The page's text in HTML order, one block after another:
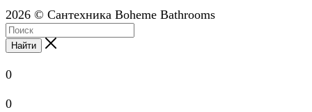
2026 © Сантехника Boheme Bathrooms
Найти
0
0